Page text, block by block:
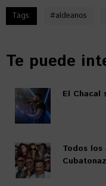
Tags: #aldeanos
Te puede
El Chacal
Todos